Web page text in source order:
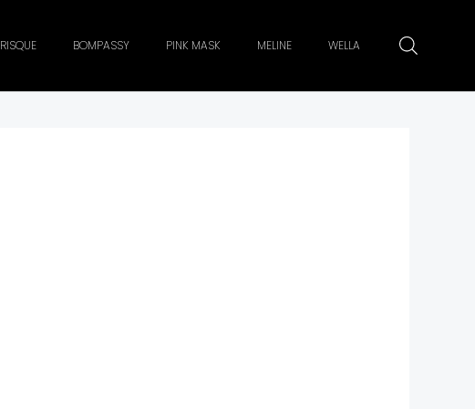
RISQUE BOMPASSY PINK MASK MELINE WELLA